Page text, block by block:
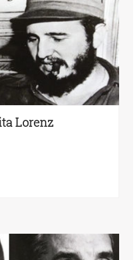
Lorenz